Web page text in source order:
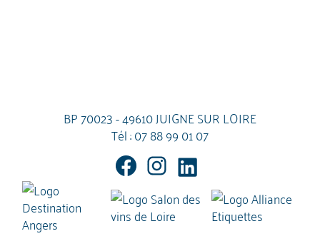
BP 70023 - 49610 JUIGNE SUR LOIRE
Tél :07 88 99 01 07